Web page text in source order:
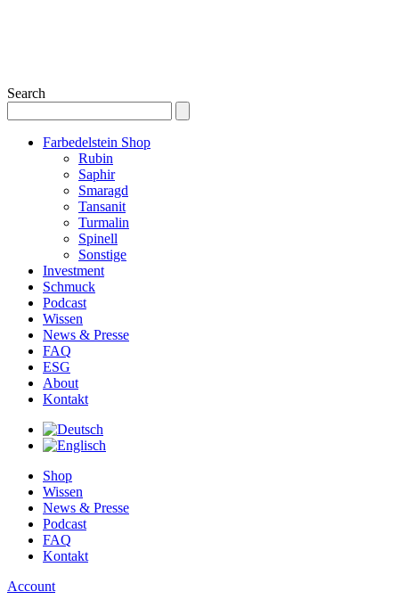
Search
Farbedelstein Shop
Rubin
Saphir
Smaragd
Tansanit
Turmalin
Spinell
Sonstige
Investment
Schmuck
Podcast
Wissen
News & Presse
FAQ
ESG
About
Kontakt
Shop
Wissen
News & Presse
Podcast
FAQ
Kontakt
Account